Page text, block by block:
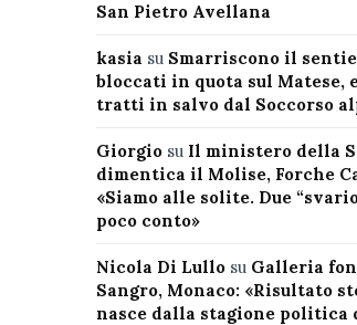
San Pietro Avellana
kasia su Smarriscono il
bloccati in quota sul Matese,
tratti in salvo dal Soccorso
Giorgiosu Il ministero della
dimentica il Molise, Forche
«Siamo alle solite. Due
poco conto»
Nicola Di Lullosu Galleria
Sangro, Monaco: «Risultato
nasce dalla stagione politica